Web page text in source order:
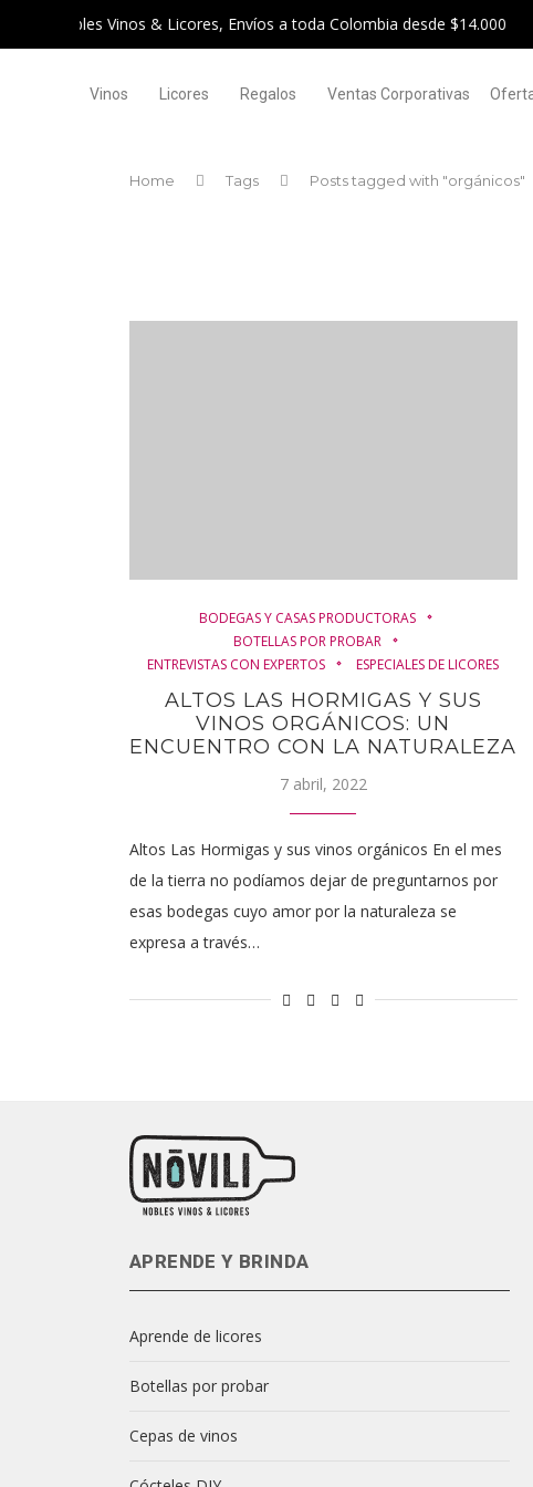
Vinos Licores Regalos Ventas Corporativas
Home Tags Posts tagged with "orgánicos"
BODEGAS Y CASAS PRODUCTORAS
BOTELLAS POR PROBAR
ENTREVISTAS CON EXPERTOS
ESPECIALES DE LICORES
ALTOS LAS HORMIGAS Y SUS
VINOS ORGÁNICOS: UN
ENCUENTRO CON LA NATURALEZA
7 abril, 2022
Altos Las Hormigas y sus vinos orgánicos En el mes
de la tierra no podíamos dejar de preguntarnos por
esas bodegas cuyo amor por la naturaleza se
expresa a través…
APRENDE Y BRINDA
Aprende de licores
Botellas por probar
Cepas de vinos